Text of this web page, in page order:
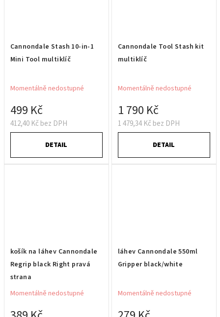
Cannondale Stash 10-in-1
Mini Tool multiklíč
Momentálně nedostupné
412,40 Kč bez DPH
499 Kč
DETAIL
Cannondale Tool Stash kit
multiklíč
Momentálně nedostupné
1 479,34 Kč bez DPH
1 790 Kč
DETAIL
košík na láhev Cannondale
Regrip black Right pravá
strana
Momentálně nedostupné
láhev Cannondale 550ml
Gripper black/white
Momentálně nedostupné